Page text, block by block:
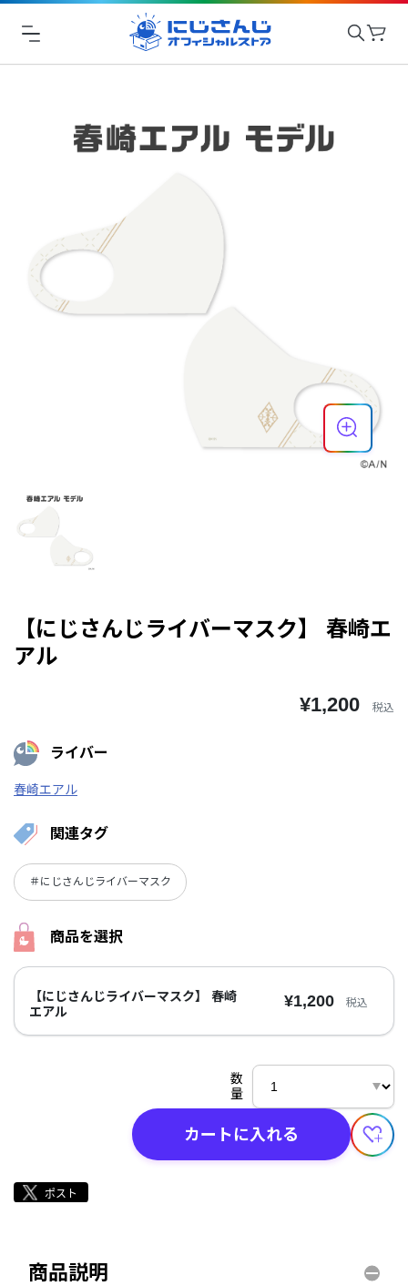
【にじさんじライバーマスク】 春崎エ
アル
¥1,200 税込
ライバー
春崎エアル
関連タグ
＃にじさんじライバーマスク
商品を選択
【にじさんじライバーマスク】 春崎
エアル
¥1,200 税込
数
量
カートに入れる
商品説明